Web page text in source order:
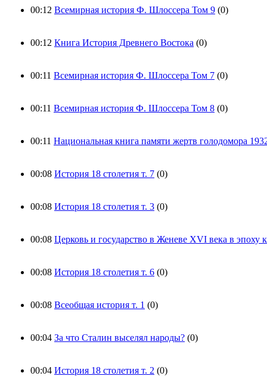
00:12 Всемирная история Ф. Шлоссера Том 9 (0)
00:12 Книга История Древнего Востока (0)
00:11 Всемирная история Ф. Шлоссера Том 7 (0)
00:11 Всемирная история Ф. Шлоссера Том 8 (0)
00:11 Национальная книга памяти жертв голодомора
00:08 История 18 столетия т. 7 (0)
00:08 История 18 столетия т. 3 (0)
00:08 Церковь и государство в Женеве XVI века в эпоху
00:08 История 18 столетия т. 6 (0)
00:08 Всеобщая история т. 1 (0)
00:04 За что Сталин выселял народы? (0)
00:04 История 18 столетия т. 2 (0)